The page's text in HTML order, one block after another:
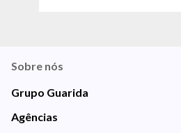
Sobre nós
Grupo Guarida
Agências